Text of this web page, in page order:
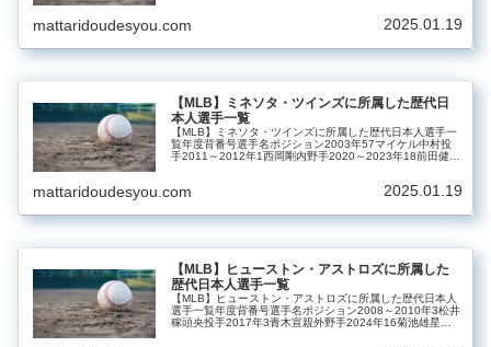
mattaridoudesyou.com 2025.01.19
【MLB】ミネソタ・ツインズに所属した歴代日
本人選手一覧
【MLB】ミネソタ・ツインズに所属した歴代日本人選手一
覧年度背番号選手名ポジション2003年57マイケル中村投
手2011～2012年1西岡剛内野手2020～2023年18前田健太
mattaridoudesyou.com 2025.01.19
【MLB】ヒューストン・アストロズに所属した
歴代日本人選手一覧
【MLB】ヒューストン・アストロズに所属した歴代日本人
選手一覧年度背番号選手名ポジション2008～2010年3松井
稼頭央投手2017年3青木宣親外野手2024年16菊池雄星投